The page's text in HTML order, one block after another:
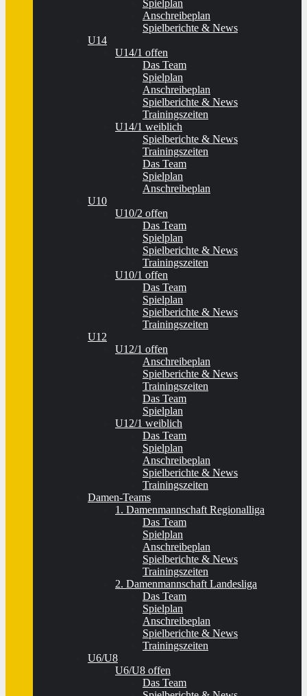
Spielplan
Anschreibeplan
Spielberichte & News
U14
U14/1 offen
Das Team
Spielplan
Anschreibeplan
Spielberichte & News
Trainingszeiten
U14/1 weiblich
Spielberichte & News
Trainingszeiten
Das Team
Spielplan
Anschreibeplan
U10
U10/2 offen
Das Team
Spielplan
Spielberichte & News
Trainingszeiten
U10/1 offen
Das Team
Spielplan
Spielberichte & News
Trainingszeiten
U12
U12/1 offen
Anschreibeplan
Spielberichte & News
Trainingszeiten
Das Team
Spielplan
U12/1 weiblich
Das Team
Spielplan
Anschreibeplan
Spielberichte & News
Trainingszeiten
Damen-Teams
1. Damenmannschaft Regionalliga
Das Team
Spielplan
Anschreibeplan
Spielberichte & News
Trainingszeiten
2. Damenmannschaft Landesliga
Das Team
Spielplan
Anschreibeplan
Spielberichte & News
Trainingszeiten
U6/U8
U6/U8 offen
Das Team